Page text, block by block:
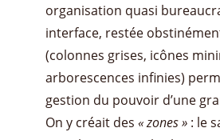
organisation quasi
interface, restée
(colonnes grises, icônes
arborescences infinies)
gestion du pouvoir d’une
On y créait des « zones » : le